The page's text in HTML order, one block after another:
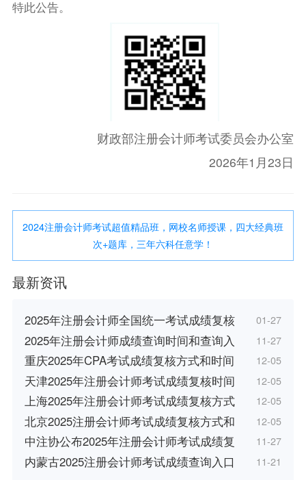
特此公告。
财政部注册会计师考试委员会办公室
2026年1月23日
2024注册会计师考试超值精品班，网校名师授课，四大经典班
次+题库，三年六科任意学！
最新资讯
2025年注册会计师全国统一考试成绩复核 01-27
2025年注册会计师成绩查询时间和查询入 11-27
重庆2025年CPA考试成绩复核方式和时间 12-05
天津2025年注册会计师考试成绩复核时间 12-05
上海2025年注册会计师考试成绩复核方式 12-05
北京2025注册会计师考试成绩复核方式和 12-05
中注协公布2025年注册会计师考试成绩复 11-27
内蒙古2025注册会计师考试成绩查询入口 11-21